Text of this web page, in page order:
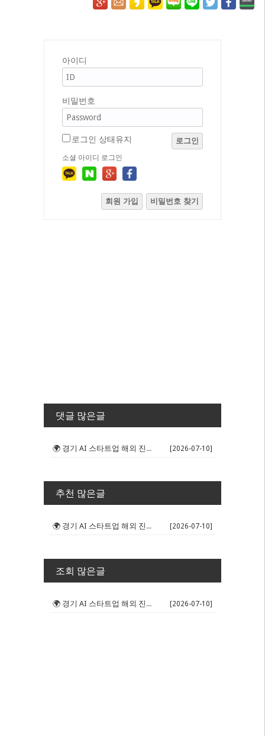
아이디
비밀번호
로그인 상태유지 로그인
소셜 아이디 로그인
회원 가입 비밀번호 찾기
댓글 많은글
🌍 경기 AI 스타트업 해외 진출 판... [2026-07-10]
추천 많은글
🌍 경기 AI 스타트업 해외 진출 판... [2026-07-10]
조회 많은글
🌍 경기 AI 스타트업 해외 진출 판... [2026-07-10]